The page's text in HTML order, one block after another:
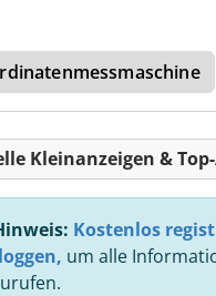
Kleinanzeigen &
Kostenlos
um alle